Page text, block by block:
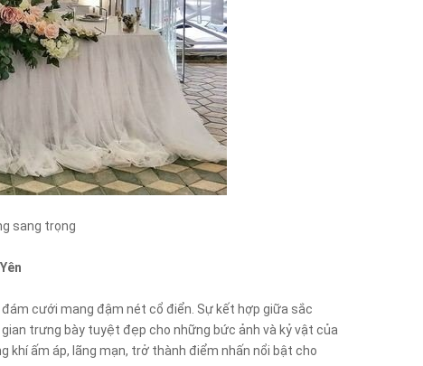
sang trọng
cưới mang đậm nét cổ điển. Sự kết hợp giữa sắc
trưng bày tuyệt đẹp cho những bức ảnh và kỷ vật của
khí ấm áp, lãng mạn, trở thành điểm nhấn nổi bật cho